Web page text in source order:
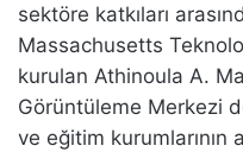
sektöre katkıları
Massachusetts
kurulan Athinoula A.
Görüntüleme Merkezi
ve eğitim kurumlarının